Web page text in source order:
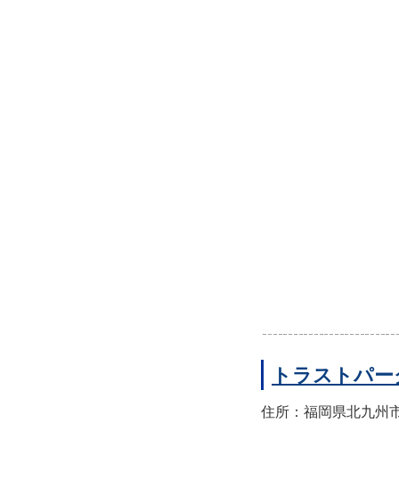
トラストパ
住所：福岡県北九州